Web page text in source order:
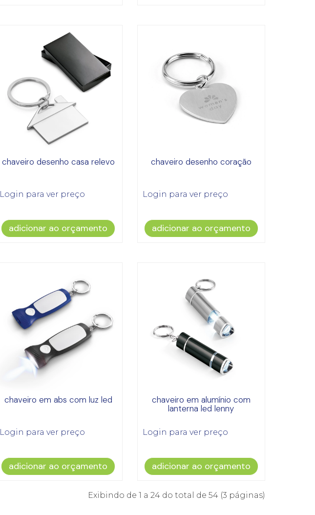
chaveiro desenho casa relevo
Login para ver preço
adicionar ao orçamento
chaveiro desenho coração
Login para ver preço
adicionar ao orçamento
chaveiro em abs com luz led
Login para ver preço
adicionar ao orçamento
chaveiro em alumínio com
lanterna led lenny
Login para ver preço
adicionar ao orçamento
Exibindo de 1 a 24 do total de 54 (3 páginas)